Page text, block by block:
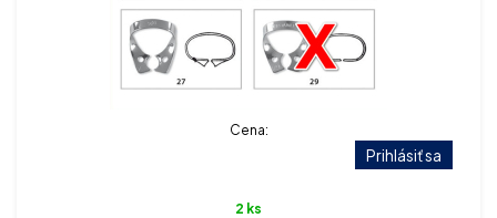
Cena:
Prihlásiť sa
2 ks